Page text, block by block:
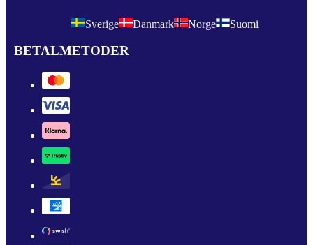
Sverige Danmark Norge Suomi
BETALMETODER